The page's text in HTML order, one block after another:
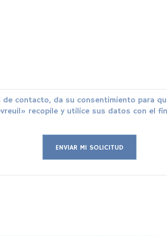
de contacto, da su consentimiento para
recopile y utilice sus datos con el